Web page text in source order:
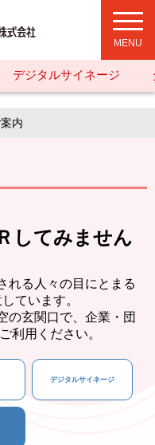
toggle
デジタルサイネージ
内
してみません
れる人々の目にとまる
ています。
の玄関口で、企業・団
利用ください。
デジタルサイネージ